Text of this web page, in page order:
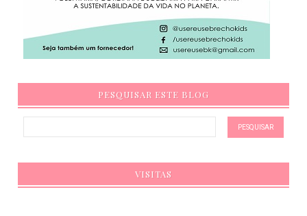
PESQUISAR ESTE BLOG
VISITAS